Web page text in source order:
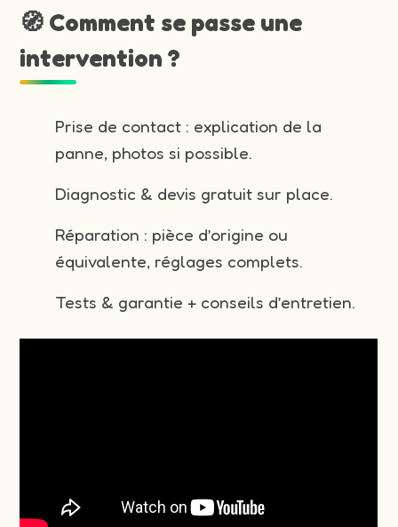
🧭 Comment se passe une
intervention ?
Prise de contact : explication de la
panne, photos si possible.
Diagnostic & devis gratuit sur place.
Réparation : pièce d’origine ou
équivalente, réglages complets.
Tests & garantie + conseils d’entretien.